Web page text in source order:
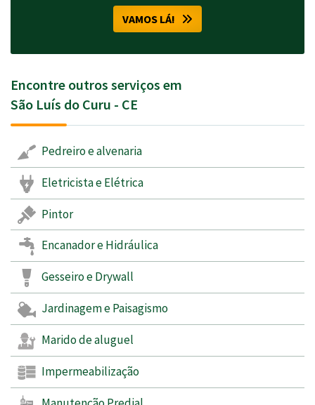
VAMOS LÁ!
Encontre outros serviços em
São Luís do Curu - CE
Pedreiro e alvenaria
Eletricista e Elétrica
Pintor
Encanador e Hidráulica
Gesseiro e Drywall
Jardinagem e Paisagismo
Marido de aluguel
Impermeabilização